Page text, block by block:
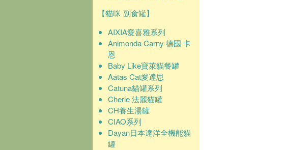
【貓咪-副食罐】
AIXIA愛喜雅系列
Animonda Carny 德國 卡
恩
Baby Like寶萊貓餐罐
Aatas Cat愛達思
Catuna貓罐系列
Cherie 法麗貓罐
CH養生湯罐
CIAO系列
Dayan日本達洋全機能貓
罐